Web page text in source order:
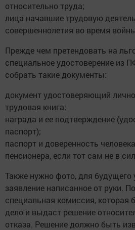
относительно труда;
лица начавшие трудовую
совершеннолетия во время
Прежде чем претендовать на
специальное удостоверение из
собрать такие документы:
документ удостоверяющий
трудовая книга;
награда и ее подтверждение
паспорт);
паспорт и доверенность
пенсионера, если тот сам не в
Также нужно фото, для будущего
заявление написанное от руки.
специальная комиссия, которая
дело и выдаст решение
отказа. Решение должно быть